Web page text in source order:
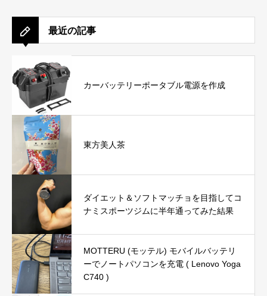
最近の記事
カーバッテリーポータブル電源を作成
東方美人茶
ダイエット＆ソフトマッチョを目指してコ
ナミスポーツジムに半年通ってみた結果
MOTTERU (モッテル) モバイルバッテリ
ーでノートパソコンを充電 ( Lenovo Yoga
C740 )